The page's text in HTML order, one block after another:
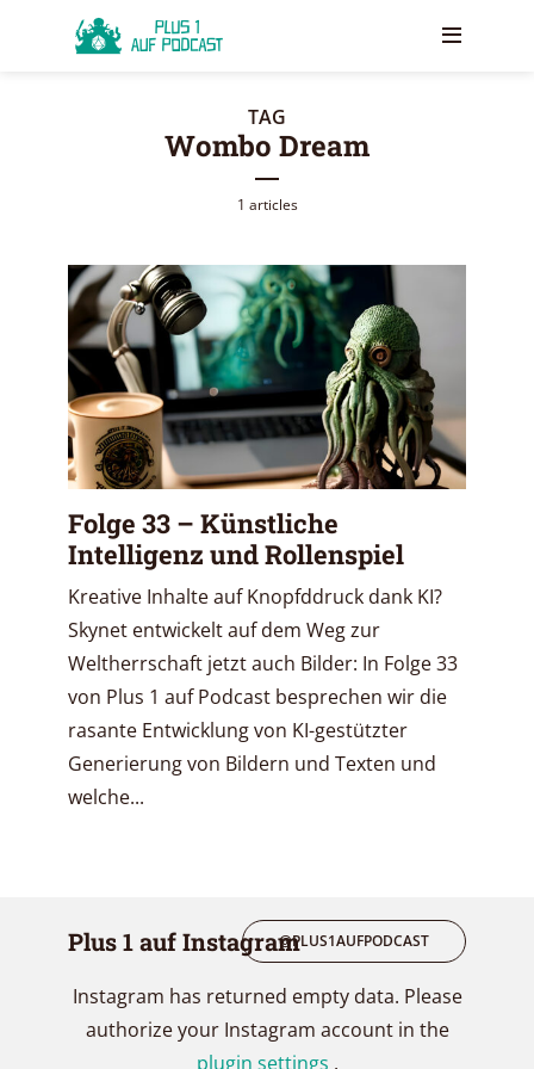
TAG
Wombo Dream
1 articles
Folge 33 – Künstliche
Intelligenz und Rollenspiel
Kreative Inhalte auf Knopfddruck dank KI?
Skynet entwickelt auf dem Weg zur
Weltherrschaft jetzt auch Bilder: In Folge 33
von Plus 1 auf Podcast besprechen wir die
rasante Entwicklung von KI-gestützter
Generierung von Bildern und Texten und
welche...
Plus 1 auf Instagram@PLUS1AUFPODCAST
Instagram has returned empty data. Please
authorize your Instagram account in the
plugin settings .